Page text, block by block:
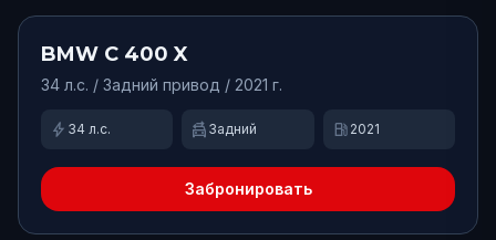
Доступно
BMW C 400 X
34 л.с. / Задний привод / 2021 г.
bolt 34 л.с. swap_driving_apps Задний local_gas_station 2021
Забронировать